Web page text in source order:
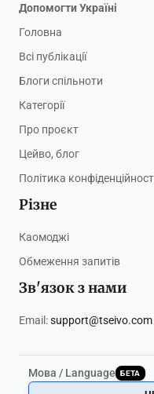
Допомогти Україні
Головна
Всі публікації
Блоги спільноти
Категорії
Про проєкт
Цейво, блог
Політика
Різне
Каомоджі
Обмеження запитів
Зв'язок з нами
Email:support@tseivo.com
Мова / Language БЕТА